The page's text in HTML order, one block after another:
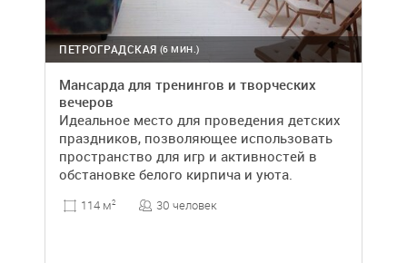
(6 МИН.)
ПЕТРОГРАДСКАЯ
Мансарда для тренингов и творческих
вечеров
Идеальное место для проведения детских
праздников, позволяющее использовать
пространство для игр и активностей в
обстановке белого кирпича и уюта.
114 м2 30 человек